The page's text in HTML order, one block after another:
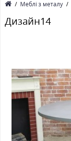
Меблі з металу
Дизайн14